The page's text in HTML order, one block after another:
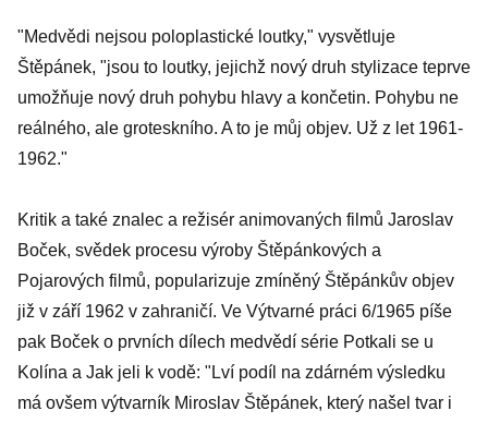
"Medvědi nejsou poloplastické loutky," vysvětluje
Štěpánek, "jsou to loutky, jejichž nový druh stylizace teprve
umožňuje nový druh pohybu hlavy a končetin. Pohybu ne
reálného, ale groteskního. A to je můj objev. Už z let 1961-
1962."
Kritik a také znalec a režisér animovaných filmů Jaroslav
Boček, svědek procesu výroby Štěpánkových a
Pojarových filmů, popularizuje zmíněný Štěpánkův objev
již v září 1962 v zahraničí. Ve Výtvarné práci 6/1965 píše
pak Boček o prvních dílech medvědí série Potkali se u
Kolína a Jak jeli k vodě: "Lví podíl na zdárném výsledku
má ovšem výtvarník Miroslav Štěpánek, který našel tvar i